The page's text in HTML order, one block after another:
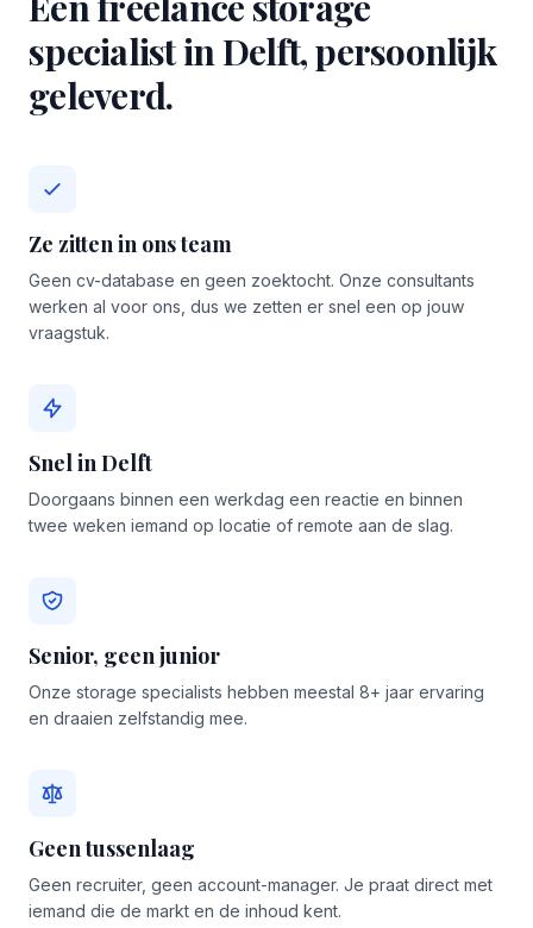
specialist in Delft, persoonlijk
geleverd.
Ze zitten in ons team
Geen cv-database en geen zoektocht. Onze consultants
werken al voor ons, dus we zetten er snel een op jouw
vraagstuk.
Snel in Delft
Doorgaans binnen een werkdag een reactie en binnen
twee weken iemand op locatie of remote aan de slag.
Senior, geen junior
Onze storage specialists hebben meestal 8+ jaar ervaring
en draaien zelfstandig mee.
Geen tussenlaag
Geen recruiter, geen account-manager. Je praat direct met
iemand die de markt en de inhoud kent.